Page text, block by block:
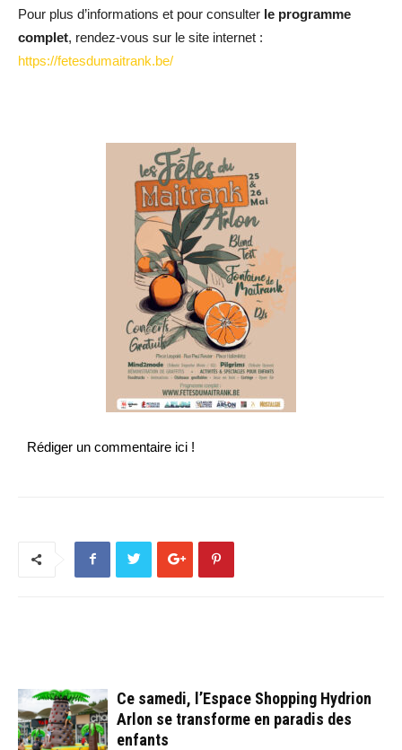
Pour plus d’informations et pour consulter le programme
complet, rendez-vous sur le site internet :
https://fetesdumaitrank.be/
Rédiger un commentaire ici !
Ce samedi, l’Espace Shopping Hydrion
Arlon se transforme en paradis des
enfants